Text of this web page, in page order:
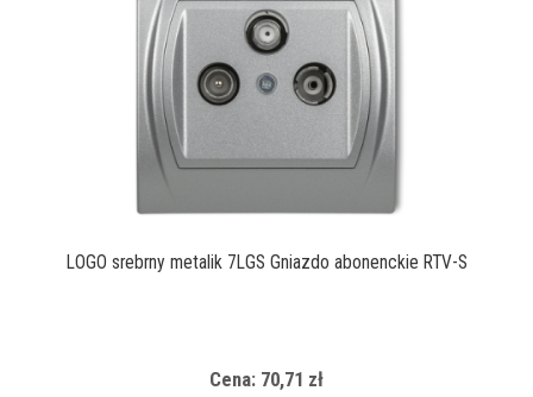
LOGO srebrny metalik 7LGS Gniazdo abonenckie RTV-S
Cena: 70,71 zł